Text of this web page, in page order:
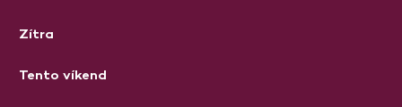
Zítra
Tento víkend